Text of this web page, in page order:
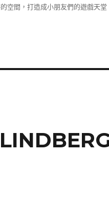
空間，打造成小朋友們的遊戲天堂